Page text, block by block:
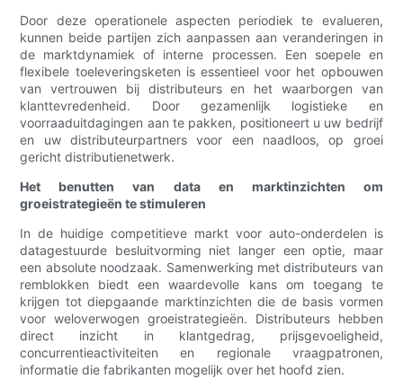
Door deze operationele aspecten periodiek te evalueren,
kunnen beide partijen zich aanpassen aan veranderingen in
de marktdynamiek of interne processen. Een soepele en
flexibele toeleveringsketen is essentieel voor het opbouwen
van vertrouwen bij distributeurs en het waarborgen van
klanttevredenheid. Door gezamenlijk logistieke en
voorraaduitdagingen aan te pakken, positioneert u uw bedrijf
en uw distributeurpartners voor een naadloos, op groei
gericht distributienetwerk.
Het benutten van data en marktinzichten om
groeistrategieën te stimuleren
In de huidige competitieve markt voor auto-onderdelen is
datagestuurde besluitvorming niet langer een optie, maar
een absolute noodzaak. Samenwerking met distributeurs van
remblokken biedt een waardevolle kans om toegang te
krijgen tot diepgaande marktinzichten die de basis vormen
voor weloverwogen groeistrategieën. Distributeurs hebben
direct inzicht in klantgedrag, prijsgevoeligheid,
concurrentieactiviteiten en regionale vraagpatronen,
informatie die fabrikanten mogelijk over het hoofd zien.